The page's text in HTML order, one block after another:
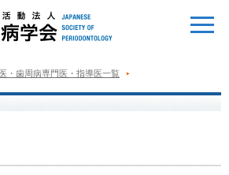
・歯周病専門医・指導医一覧